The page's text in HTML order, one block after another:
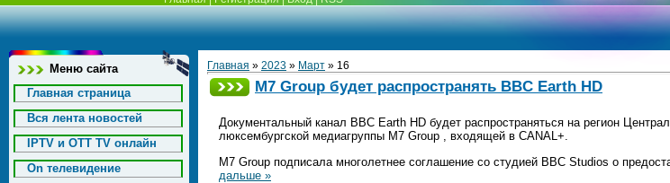
Меню сайта
Главная страница
Вся лента новостей
IPTV и OTT TV онлайн
On телевидение
Главная » 2023 » Март » 16
M7 Group будет распространять BBC Earth HD
Документальный канал BBC Earth HD будет распространяться на регион
люксембургской медиагруппы M7 Group , входящей в CANAL+.
M7 Group подписала многолетнее соглашение со студией BBC Studios о
дальше »